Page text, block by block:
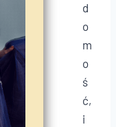
d
o
m
o
ś
ć,
i